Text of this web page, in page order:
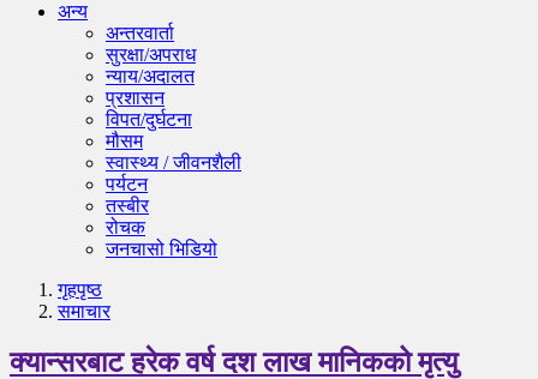
अन्य
अन्तरवार्ता
सुरक्षा/अपराध
न्याय/अदालत
प्रशासन
विपत/दुर्घटना
मौसम
स्वास्थ्य / जीवनशैली
पर्यटन
तस्बीर
रोचक
जनचासो भिडियो
गृहपृष्‍ठ
समाचार
क्यान्सरबाट हरेक वर्ष दश लाख मानिकको मृत्यु